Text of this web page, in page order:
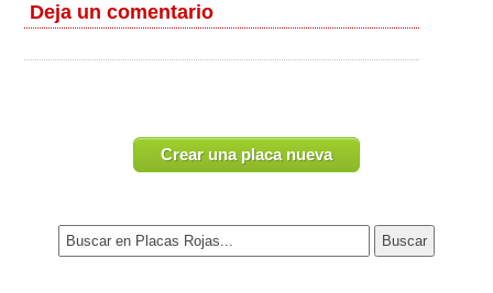
Deja un comentario
Crear una placa nueva